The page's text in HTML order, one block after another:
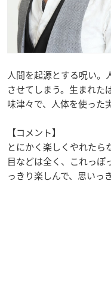
人間を起源とする呪い。
させてしまう。生まれた
味津々で、人体を使った
【コメント】
とにかく楽しくやれたら
目などは全く、これっぽ
っきり楽しんで、思いっ